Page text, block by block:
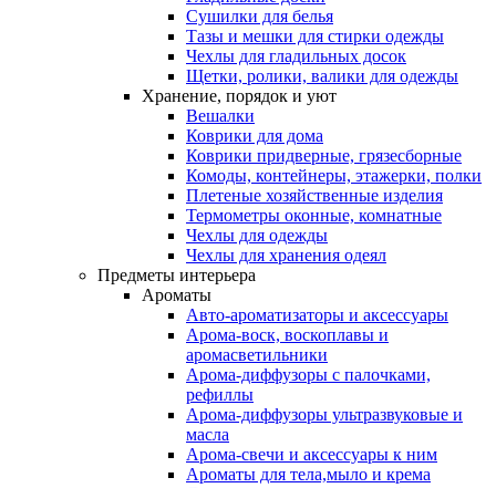
Сушилки для белья
Тазы и мешки для стирки одежды
Чехлы для гладильных досок
Щетки, ролики, валики для одежды
Хранение, порядок и уют
Вешалки
Коврики для дома
Коврики придверные, грязесборные
Комоды, контейнеры, этажерки, полки
Плетеные хозяйственные изделия
Термометры оконные, комнатные
Чехлы для одежды
Чехлы для хранения одеял
Предметы интерьера
Ароматы
Авто-ароматизаторы и аксессуары
Арома-воск, воскоплавы и
аромасветильники
Арома-диффузоры с палочками,
рефиллы
Арома-диффузоры ультразвуковые и
масла
Арома-свечи и аксессуары к ним
Ароматы для тела,мыло и крема